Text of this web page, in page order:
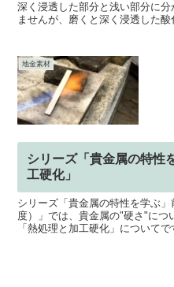
深く浸透した部分と浅い部分に
ませんが、磨くと深く浸透した
地金素材
シリーズ「貴金属の特性
工硬化」
シリーズ「貴金属の特性を学ぶ
度）」では、貴金属の"硬さ"につ
「熱処理と加工硬化」について